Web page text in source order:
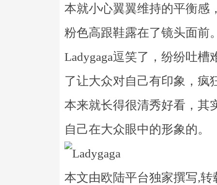
本就小心翼翼维持的平衡感
粉色高跟鞋露在了镜头面前
Ladygaga逗笑了，纷纷吐
了让大众对自己有印象，疯
本来就长得很清秀好看，其
自己在大众眼中的形象的。
本文由欧陆平台独家撰写,转